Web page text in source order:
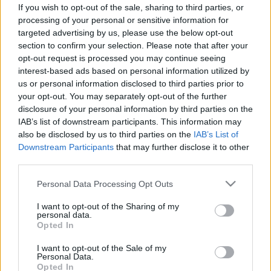
If you wish to opt-out of the sale, sharing to third parties, or
processing of your personal or sensitive information for
targeted advertising by us, please use the below opt-out
section to confirm your selection. Please note that after your
opt-out request is processed you may continue seeing
interest-based ads based on personal information utilized by
us or personal information disclosed to third parties prior to
your opt-out. You may separately opt-out of the further
disclosure of your personal information by third parties on the
IAB’s list of downstream participants. This information may
also be disclosed by us to third parties on the IAB’s List of
Downstream Participants that may further disclose it to other
Please note that this website/app uses one or more Google
not limited to your visit or usage behaviour. You may click to
grant or deny consent to Google and its third-party tags to
use your data for below specified purposes in below Google
consent section.
Personal Data Processing Opt Outs
I want to opt-out of the Sharing of my
personal data.
Opted In
I want to opt-out of the Sale of my
Personal Data.
Opted In
Orvos válaszol
2011. április 05. 17:09
Módosítva: 2015. november 04. 13:49
Megosztás
Küldés Küldés Messengeren
Egészségkalauz
Egészségkalauz
Kérdés: Tisztelt Doktor úr!
... éves vagyok. Soha nem voltam semmire allergiás,
azonban kb egy hete furcsa tüneteim vannak. Viszket
a bőröm, de csak az arcomon és a hasamon meg néha
a felkaromon. Elég piros is, főleg az arcom és meleg